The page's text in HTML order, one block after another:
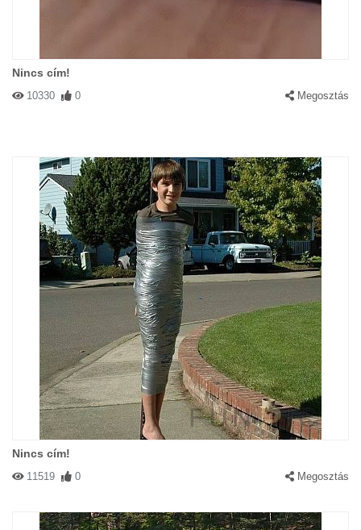
Nincs cím!
10330 0 Megosztás
Nincs cím!
11519 0 Megosztás